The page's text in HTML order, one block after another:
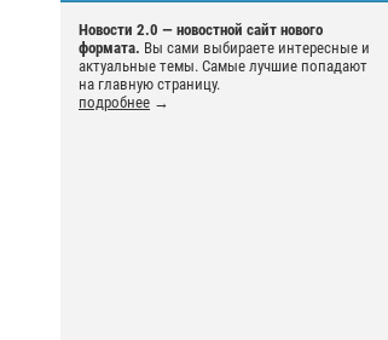
Новости 2.0 — новостной сайт нового
формата. Вы сами выбираете интересные и
актуальные темы. Самые лучшие попадают
на главную страницу.
подробнее →